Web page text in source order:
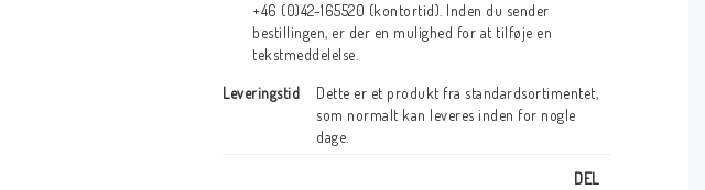
+46 (0)42-165520 (kontortid). Inden du sender
bestillingen, er der en mulighed for at tilføje en
tekstmeddelelse.
Leveringstid
Dette er et produkt fra standardsortimentet,
som normalt kan leveres inden for nogle
dage.
DEL